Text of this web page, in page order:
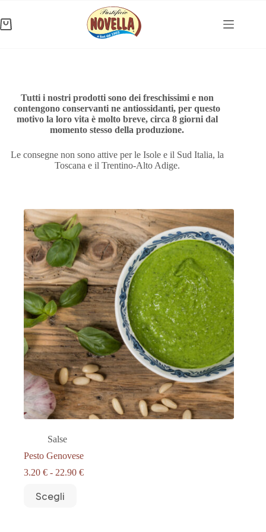
contenuto
Carrello
Tutti i nostri prodotti sono dei freschissimi e non
contengono conservanti ne antiossidanti, per questo
motivo la loro vita è molto breve, circa 8 giorni dal
momento stesso della produzione.
Le consegne non sono attive per le Isole e il Sud Italia, la
Toscana e il Trentino-Alto Adige.
Salse
Pesto Genovese
3.20 € - 22.90 €Fascia
Scegli
prodotto